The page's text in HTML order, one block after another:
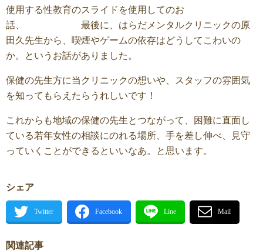
使用する性教育のスライドを使用してのお
話、 最後に、はらだメンタルクリニックの原
田久先生から、喫煙やゲームの依存はどうしてこわいの
か。というお話がありました。
保健の先生方に当クリニックの想いや、スタッフの雰囲気
を知ってもらえたらうれしいです！
これからも地域の保健の先生とつながって、困難に直面し
ている若年女性の相談にのれる場所、手を差し伸べ、見守
っていくことができるといいなあ。と思います。
シェア
関連記事